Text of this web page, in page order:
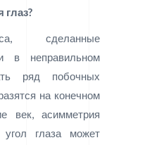
глаз?
сделанные
в неправильном
ряд побочных
на конечном
век, асимметрия
глаза может